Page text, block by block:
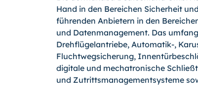
Hand in den Bereichen Sicherheit
führenden Anbietern in den
und Datenmanagement. Das
Drehflügelantriebe, Automatik-,
Fluchtwegsicherung,
digitale und mechatronische
und Zutrittsmanagementsysteme